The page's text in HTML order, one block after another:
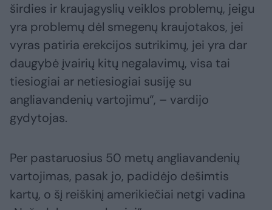
širdies ir kraujagyslių veiklos problemų, jeigu
yra problemų dėl smegenų kraujotakos, jei
vyras patiria erekcijos sutrikimų, jei yra dar
daugybė įvairių kitų negalavimų, visa tai
tiesiogiai ar netiesiogiai susiję su
angliavandenių vartojimu“, – vardijo
gydytojas.
Per pastaruosius 50 metų angliavandenių
vartojimas, pasak jo, padidėjo dešimtis
kartų, o šį reiškinį amerikiečiai netgi vadina